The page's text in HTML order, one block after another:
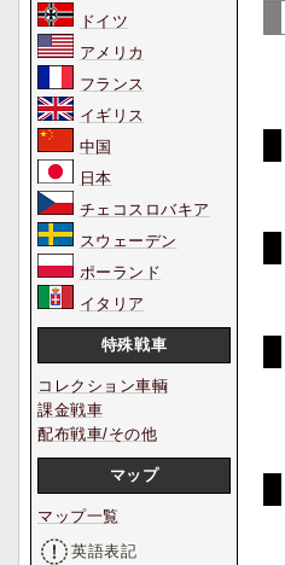
ドイツ
アメリカ
フランス
イギリス
中国
日本
チェコスロバキア
スウェーデン
ポーランド
イタリア
特殊戦車
コレクション車輌
課金戦車
配布戦車/その他
マップ
マップ一覧
英語表記